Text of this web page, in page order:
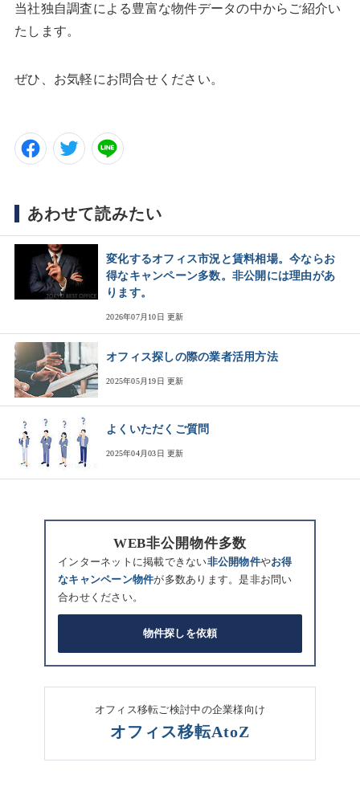
当社独自調査による豊富な物件データの中からご紹介い
たします。
ぜひ、お気軽にお問合せください。
あわせて読みたい
変化するオフィス市況と賃料相場。今ならお
得なキャンペーン多数。非公開には理由があ
ります。
2026年07月10日 更新
オフィス探しの際の業者活用方法
2025年05月19日 更新
よくいただくご質問
2025年04月03日 更新
WEB非公開物件多数
インターネットに掲載できない非公開物件やお得
なキャンペーン物件が多数あります。是非お問い
合わせください。
物件探しを依頼
オフィス移転ご検討中の企業様向け
オフィス移転AtoZ